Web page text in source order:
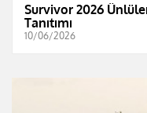
Survivor 2026
Tanıtımı
10/06/2026